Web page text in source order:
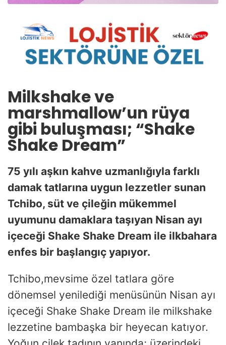
Milkshake ve
marshmallow’un rüya
gibi buluşması; “Shake
Shake Dream”
75 yılı aşkın kahve uzmanlığıyla farklı
damak tatlarına uygun lezzetler sunan
Tchibo, süt ve çileğin mükemmel
uyumunu damaklara taşıyan Nisan ayı
içeceği Shake Shake Dream ile ilkbahara
enfes bir başlangıç yapıyor.
Tchibo,mevsime özel tatlara göre
dönemsel yenilediği menüsünün Nisan ayı
içeceği Shake Shake Dream ile milkshake
lezzetine bambaşka bir heyecan katıyor.